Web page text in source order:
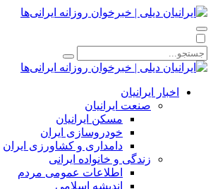
اخبار ایرانیان
صنعت ایرانیان
مسکن ایرانیان
خودروسازی ایران
دامداری و کشاورزی ایران
زندگی و خانواده ایرانی
اطلاعات عمومی مردم
اندیشه اسلامی